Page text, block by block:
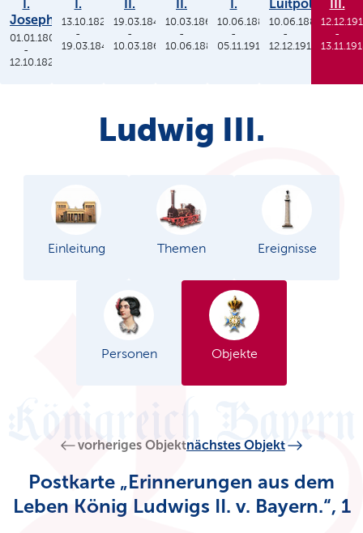
I.
Joseph
01.01.1806
-
12.10.1825
I.
13.10.1825
-
19.03.1848
II.
19.03.1848
-
10.03.1864
II.
10.03.1864
-
10.06.1886
I.
10.06.1886
-
05.11.1913
Luitpold
10.06.1886
-
12.12.1912
III.
-
Ludwig III.
Einleitung Themen Ereignisse
Personen Objekte
vorheriges Objektnächstes Objekt
Postkarte „Erinnerungen aus dem
Leben König Ludwigs II. v. Bayern.“, 1